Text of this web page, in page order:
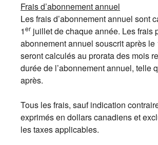
Frais d’abonnement annuel
Les frais d’abonnement annuel sont
1er juillet de chaque année. Les frais
abonnement annuel souscrit après le
seront calculés au prorata des mois
durée de l’abonnement annuel, telle
après.
Tous les frais, sauf indication
exprimés en dollars canadiens et
les taxes applicables.